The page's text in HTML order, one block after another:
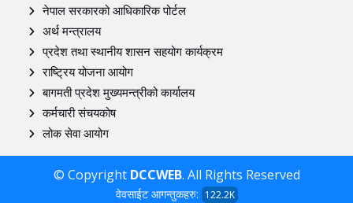
नेपाल सरकारको आधिकारिक पोर्टल
अर्थ मन्त्रालय
प्रदेश तथा स्थानीय शासन सहयोग कार्यक्रम
राष्ट्रिय योजना आयोग
बागमती प्रदेश मुख्यमन्त्रीको कार्यालय
कर्मचारी संचयकोष
लोक सेवा आयोग
© Copyright DCCWEB. All Rights Reserved
वेवसाईट आगन्तुकहरु: 122.2K